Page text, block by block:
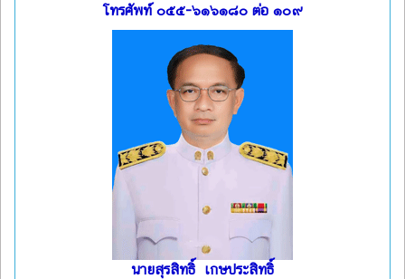
โทรศัพท์ ๐๕๕-๖๑๖๑๘๐ ต่อ ๑๐๙
นายสุรสิทธิ์ เกษประสิทธิ์